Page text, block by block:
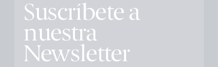
Suscríbete a
nuestra
Newsletter